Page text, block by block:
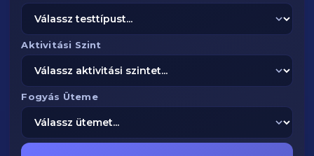
Aktivitási Szint
Fogyás Üteme